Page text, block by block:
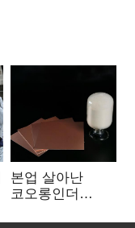
본업 살아난
코오롱인더